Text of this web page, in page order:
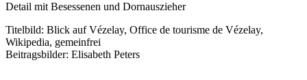
Detail mit Besessenen und Dornauszieher
Titelbild: Blick auf Vézelay, Office de tourisme de Vézelay,
Wikipedia, gemeinfrei
Beitragsbilder: Elisabeth Peters